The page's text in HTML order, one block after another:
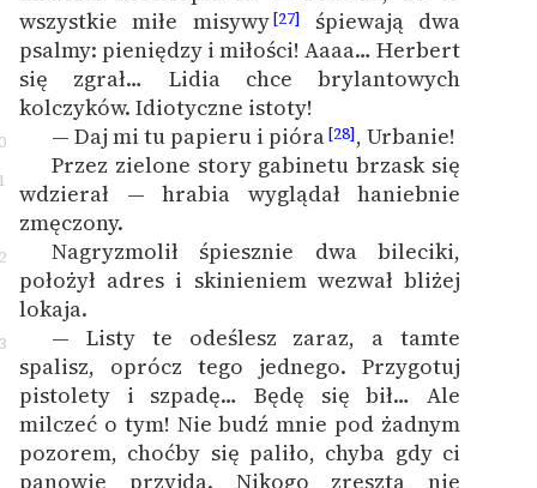
wszystkie miłe misywy[27]
śpiewają dwa
psalmy: pieniędzy i miłości! Aaaa… Herbert
się zgrał… Lidia chce brylantowych
kolczyków. Idiotyczne istoty!
— Daj mi tu papieru i pióra[28], Urbanie!
Przez zielone story gabinetu brzask się
wdzierał — hrabia wyglądał haniebnie
zmęczony.
Nagryzmolił śpiesznie dwa bileciki,
położył adres i skinieniem wezwał bliżej
lokaja.
— Listy te odeślesz zaraz, a tamte
spalisz, oprócz tego jednego. Przygotuj
pistolety i szpadę… Będę się bił… Ale
milczeć o tym! Nie budź mnie pod żadnym
pozorem, choćby się paliło, chyba gdy ci
panowie przyjdą. Nikogo zresztą nie